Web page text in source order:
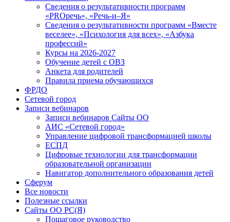
Сведения о результативности программ
«PROречь», «Речь-и–Я»
Сведения о результативности программ «Вместе
веселее», «Психология для всех», «Азбука
профессий»
Курсы на 2026-2027
Обучение детей с ОВЗ
Анкета для родителей
Правила приема обучающихся
ФРДО
Сетевой город
Записи вебинаров
Записи вебинаров Сайты ОО
АИС «Сетевой город»
Управление цифровой трансформацией школы
ЕСПД
Цифровые технологии для трансформации
образовательной организации
Навигатор дополнительного образования детей
Сферум
Все новости
Полезные ссылки
Сайты ОО РС(Я)
Пошаговое руководство